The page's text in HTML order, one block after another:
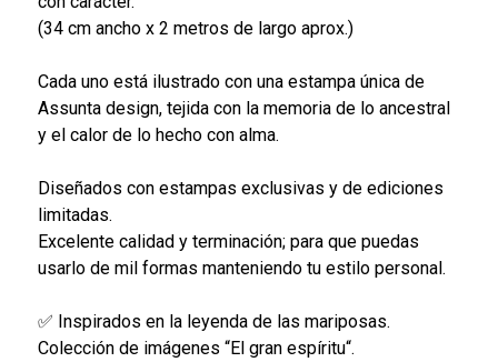
(34 cm ancho x 2 metros de largo aprox.)
Cada uno está ilustrado con una estampa única de
Assunta design, tejida con la memoria de lo ancestral
y el calor de lo hecho con alma.
Diseñados con estampas exclusivas y de ediciones
limitadas.
Excelente calidad y terminación; para que puedas
usarlo de mil formas manteniendo tu estilo personal.
✅ Inspirados en la leyenda de las mariposas.
Colección de imágenes “El gran espíritu“.